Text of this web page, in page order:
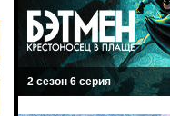
2 сезон 6 серия